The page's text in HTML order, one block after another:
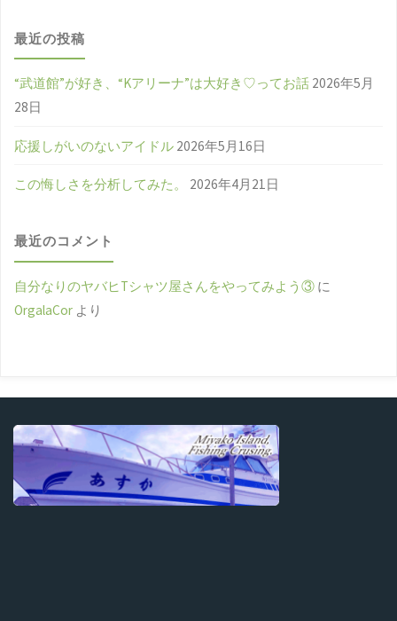
最近の投稿
“武道館”が好き、“Kアリーナ”は大好き♡ってお話 2026年5月
28日
応援しがいのないアイドル 2026年5月16日
この悔しさを分析してみた。 2026年4月21日
最近のコメント
自分なりのヤバヒTシャツ屋さんをやってみよう③ に
OrgalaCor より